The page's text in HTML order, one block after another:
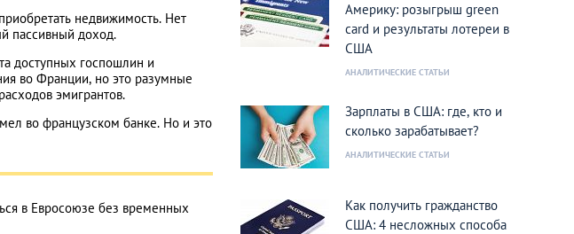
недвижимость. Нет
пассивный доход.
доступных госпошлин и
во Франции, но это разумные
эмигрантов.
во французском банке. Но и это
в Евросоюзе без временных
Америку: розыгрыш green
card и результаты лотереи в
США
АНАЛИТИЧЕСКИЕ СТАТЬИ
Зарплаты в США: где, кто и
сколько зарабатывает?
АНАЛИТИЧЕСКИЕ СТАТЬИ
Как получить гражданство
США: 4 несложных способа